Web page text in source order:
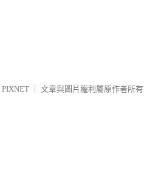
PIXNET 文章與圖片權利屬原作者所有